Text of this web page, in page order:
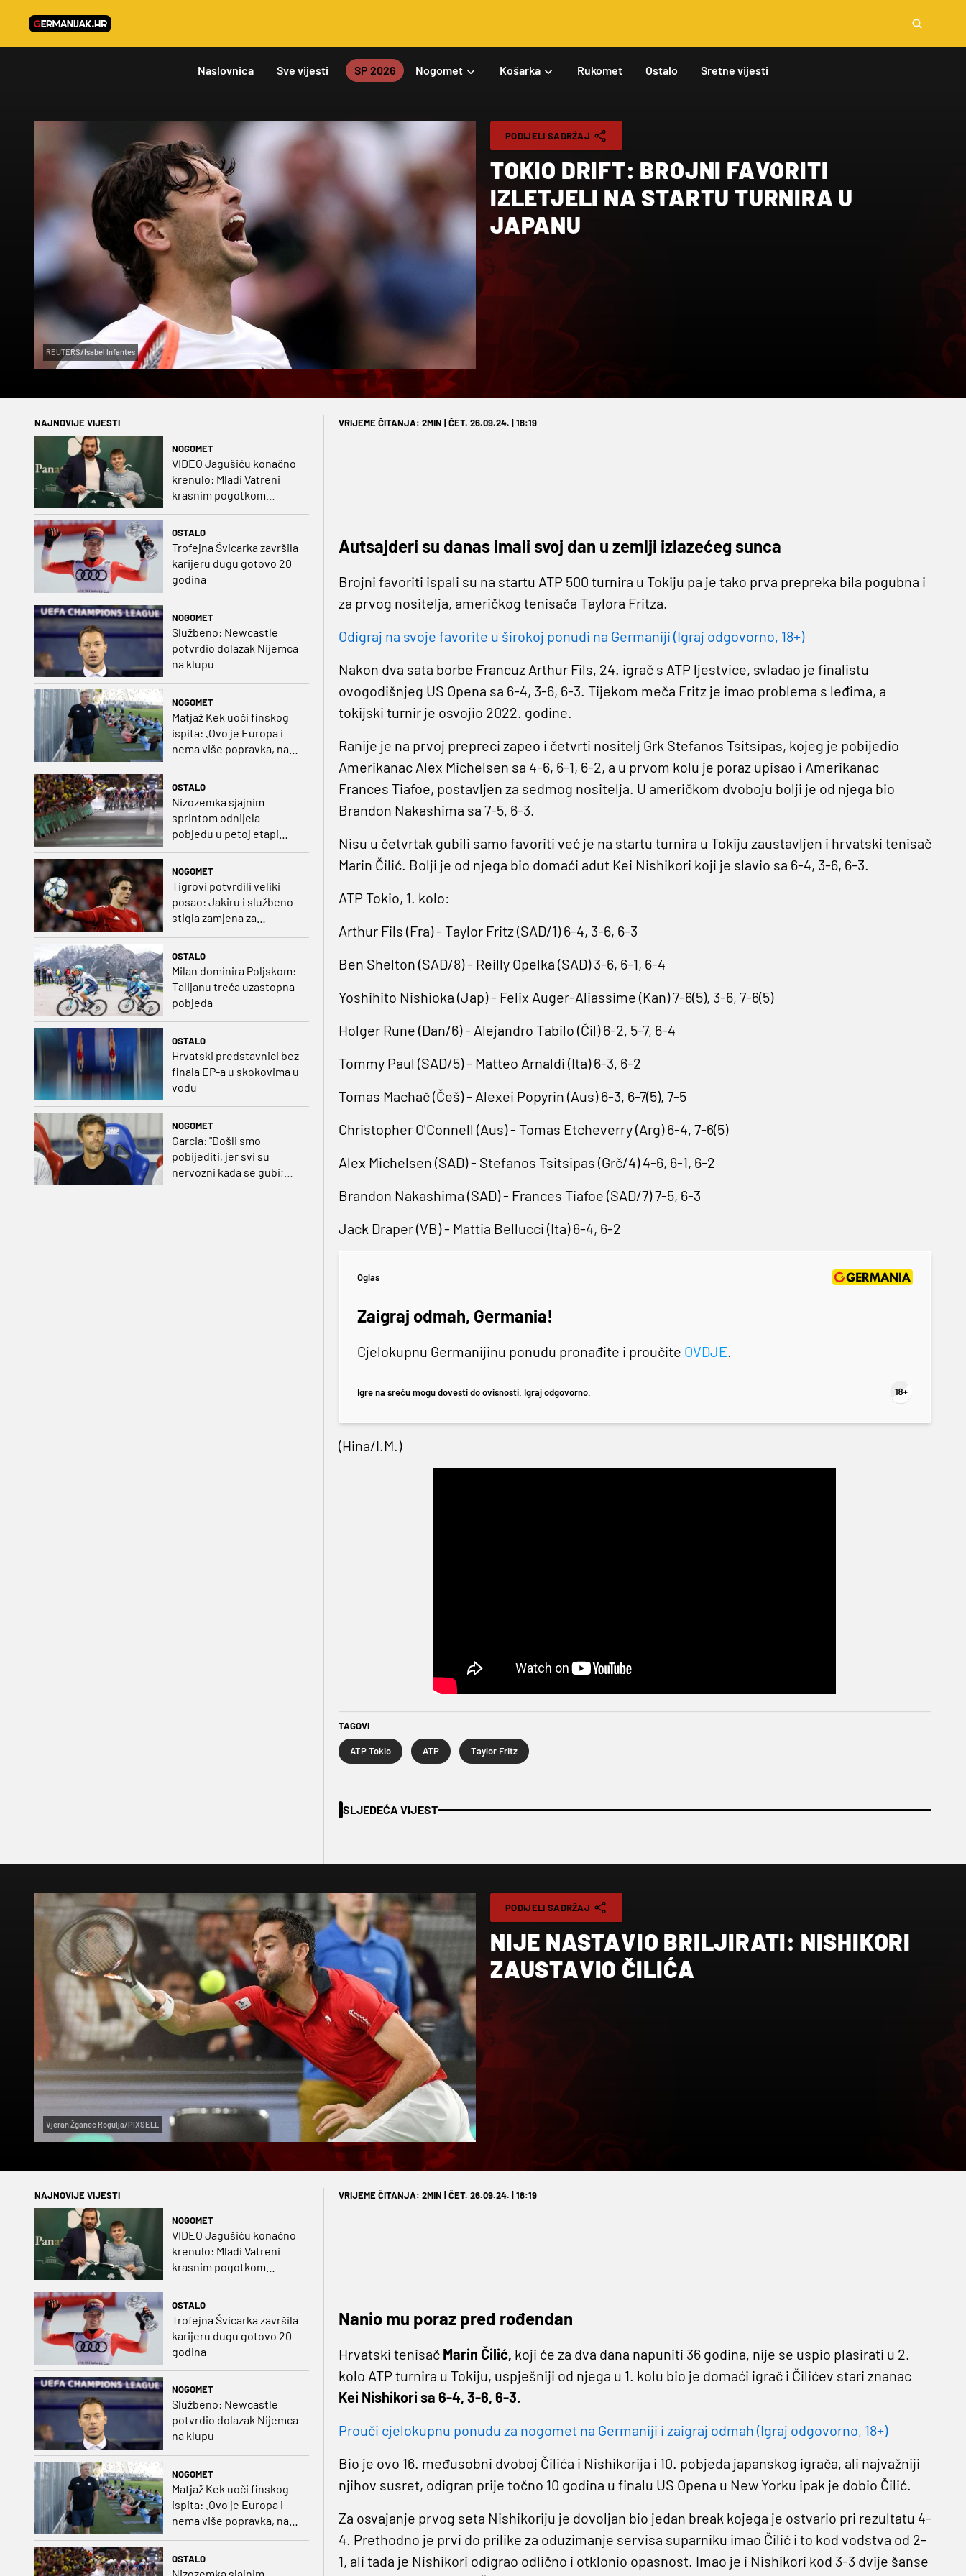
Naslovnica Sve vijesti SP 2026 Nogomet Košarka Rukomet Ostalo Sretne vijesti
REUTERS/Isabel Infantes
PODIJELI SADRŽAJ
TOKIO DRIFT: BROJNI FAVORITI
IZLETJELI NA STARTU TURNIRA U
JAPANU
NAJNOVIJE VIJESTI
NOGOMET
VIDEO Jagušiću konačno
krenulo: Mladi Vatreni
krasnim pogotkom
OSTALO
Trofejna Švicarka završila
karijeru dugu gotovo 20
godina
NOGOMET
Službeno: Newcastle
potvrdio dolazak Nijemca
na klupu
NOGOMET
Matjaž Kek uoči finskog
ispita: „Ovo je Europa i
nema više popravka, na
Rujevici se nešto pita i
OSTALO
Nizozemka sjajnim
sprintom odnijela
pobjedu u petoj etapi
NOGOMET
Tigrovi potvrdili veliki
posao: Jakiru i službeno
stigla zamjena za
OSTALO
Milan dominira Poljskom:
Talijanu treća uzastopna
pobjeda
OSTALO
Hrvatski predstavnici bez
finala EP-a u skokovima u
vodu
NOGOMET
Garcia: "Došli smo
pobijediti, jer svi su
nervozni kada se gubi;
VRIJEME ČITANJA: 2MIN | ČET. 26.09.24. | 18:19
Autsajderi su danas imali svoj dan u zemlji izlazećeg sunca
Brojni favoriti ispali su na startu ATP 500 turnira u Tokiju pa je tako prva prepreka bila pogubna i
za prvog nositelja, američkog tenisača Taylora Fritza.
Odigraj na svoje favorite u širokoj ponudi na Germaniji (Igraj odgovorno, 18+)
Nakon dva sata borbe Francuz Arthur Fils, 24. igrač s ATP ljestvice, svladao je finalistu
ovogodišnjeg US Opena sa 6-4, 3-6, 6-3. Tijekom meča Fritz je imao problema s leđima, a
tokijski turnir je osvojio 2022. godine.
Ranije je na prvoj prepreci zapeo i četvrti nositelj Grk Stefanos Tsitsipas, kojeg je pobijedio
Amerikanac Alex Michelsen sa 4-6, 6-1, 6-2, a u prvom kolu je poraz upisao i Amerikanac
Frances Tiafoe, postavljen za sedmog nositelja. U američkom dvoboju bolji je od njega bio
Brandon Nakashima sa 7-5, 6-3.
Nisu u četvrtak gubili samo favoriti već je na startu turnira u Tokiju zaustavljen i hrvatski tenisač
Marin Čilić. Bolji je od njega bio domaći adut Kei Nishikori koji je slavio sa 6-4, 3-6, 6-3.
ATP Tokio, 1. kolo:
Arthur Fils (Fra) - Taylor Fritz (SAD/1) 6-4, 3-6, 6-3
Ben Shelton (SAD/8) - Reilly Opelka (SAD) 3-6, 6-1, 6-4
Yoshihito Nishioka (Jap) - Felix Auger-Aliassime (Kan) 7-6(5), 3-6, 7-6(5)
Holger Rune (Dan/6) - Alejandro Tabilo (Čil) 6-2, 5-7, 6-4
Tommy Paul (SAD/5) - Matteo Arnaldi (Ita) 6-3, 6-2
Tomas Machač (Češ) - Alexei Popyrin (Aus) 6-3, 6-7(5), 7-5
Christopher O'Connell (Aus) - Tomas Etcheverry (Arg) 6-4, 7-6(5)
Alex Michelsen (SAD) - Stefanos Tsitsipas (Grč/4) 4-6, 6-1, 6-2
Brandon Nakashima (SAD) - Frances Tiafoe (SAD/7) 7-5, 6-3
Jack Draper (VB) - Mattia Bellucci (Ita) 6-4, 6-2
Oglas
Zaigraj odmah, Germania!
Cjelokupnu Germanijinu ponudu pronađite i proučite OVDJE.
Igre na sreću mogu dovesti do ovisnosti. Igraj odgovorno.
(Hina/I.M.)
TAGOVI
ATP Tokio ATP Taylor Fritz
SLJEDEĆA VIJEST
Vjeran Žganec Rogulja/PIXSELL
PODIJELI SADRŽAJ
NIJE NASTAVIO BRILJIRATI: NISHIKORI
ZAUSTAVIO ČILIĆA
NAJNOVIJE VIJESTI
NOGOMET
VIDEO Jagušiću konačno
krenulo: Mladi Vatreni
krasnim pogotkom
potvrdio sjajnu formu
OSTALO
Trofejna Švicarka završila
karijeru dugu gotovo 20
godina
NOGOMET
Službeno: Newcastle
potvrdio dolazak Nijemca
na klupu
NOGOMET
Matjaž Kek uoči finskog
ispita: „Ovo je Europa i
nema više popravka, na
OSTALO
VRIJEME ČITANJA: 2MIN | ČET. 26.09.24. | 18:19
Nanio mu poraz pred rođendan
Hrvatski tenisač Marin Čilić, koji će za dva dana napuniti 36 godina, nije se uspio plasirati u 2.
kolo ATP turnira u Tokiju, uspješniji od njega u 1. kolu bio je domaći igrač i Čilićev stari znanac
Kei Nishikori sa 6-4, 3-6, 6-3.
Prouči cjelokupnu ponudu za nogomet na Germaniji i zaigraj odmah (Igraj odgovorno, 18+)
Bio je ovo 16. međusobni dvoboj Čilića i Nishikorija i 10. pobjeda japanskog igrača, ali najvažniji
njihov susret, odigran prije točno 10 godina u finalu US Opena u New Yorku ipak je dobio Čilić.
Za osvajanje prvog seta Nishikoriju je dovoljan bio jedan break kojega je ostvario pri rezultatu 4-
4. Prethodno je prvi do prilike za oduzimanje servisa suparniku imao Čilić i to kod vodstva od 2-
1, ali tada je Nishikori odigrao odlično i otklonio opasnost. Imao je i Nishikori kod 3-3 dvije šanse